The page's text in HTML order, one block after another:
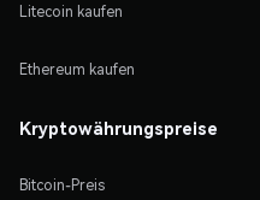
Litecoin kaufen
Ethereum kaufen
Kryptowährungspreise
Bitcoin-Preis